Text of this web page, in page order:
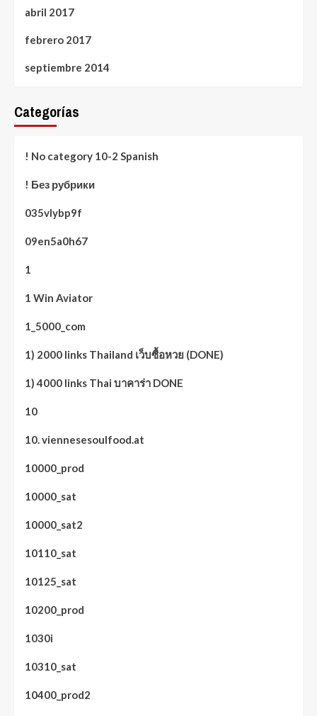
abril 2017
febrero 2017
septiembre 2014
Categorías
! No category 10-2 Spanish
! Без рубрики
035vlybp9f
09en5a0h67
1
1 Win Aviator
1_5000_com
1) 2000 links Thailand เว็บซื้อหวย (DONE)
1) 4000 links Thai บาคาร่า DONE
10
10. viennesesoulfood.at
10000_prod
10000_sat
10000_sat2
10110_sat
10125_sat
10200_prod
1030i
10310_sat
10400_prod2